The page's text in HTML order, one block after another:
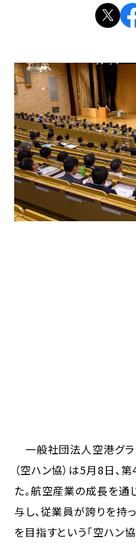
一般社団法人空港グラ
（空ハン協）は5月8日、
た。航空産業の成長を
与し、従業員が誇りを持
を目指すという「空ハン